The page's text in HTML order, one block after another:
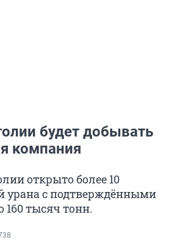
будет добывать
компания
открыто более 10
урана с подтверждёнными
160 тысяч тонн.